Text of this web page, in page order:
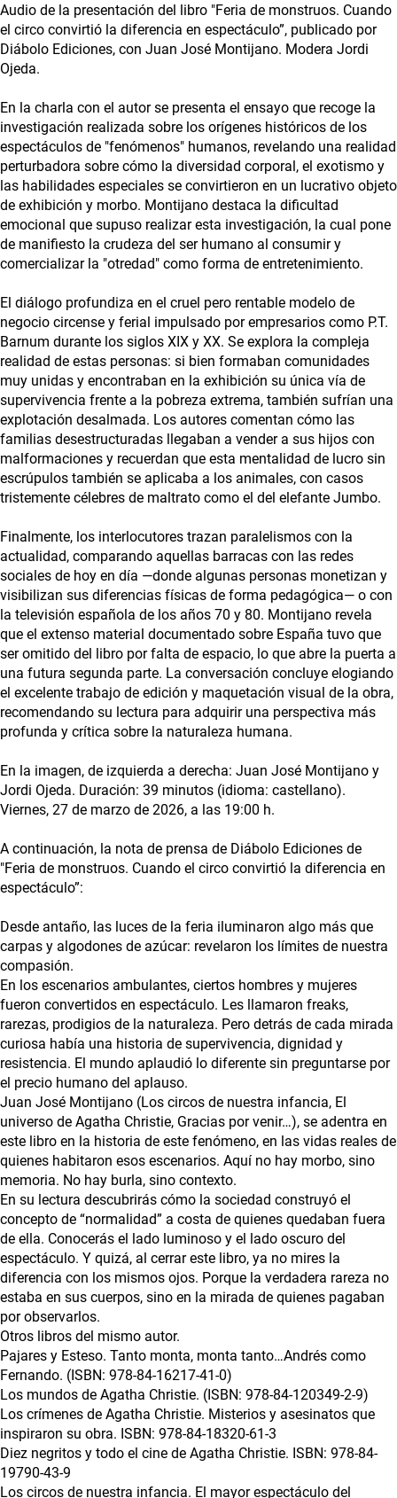
Audio de la presentación del libro "Feria de monstruos. Cuando
el circo convirtió la diferencia en espectáculo”, publicado por
Diábolo Ediciones, con Juan José Montijano. Modera Jordi
Ojeda.
En la charla con el autor se presenta el ensayo que recoge la
investigación realizada sobre los orígenes históricos de los
espectáculos de "fenómenos" humanos, revelando una realidad
perturbadora sobre cómo la diversidad corporal, el exotismo y
las habilidades especiales se convirtieron en un lucrativo objeto
de exhibición y morbo. Montijano destaca la dificultad
emocional que supuso realizar esta investigación, la cual pone
de manifiesto la crudeza del ser humano al consumir y
comercializar la "otredad" como forma de entretenimiento.
El diálogo profundiza en el cruel pero rentable modelo de
negocio circense y ferial impulsado por empresarios como P.T.
Barnum durante los siglos XIX y XX. Se explora la compleja
realidad de estas personas: si bien formaban comunidades
muy unidas y encontraban en la exhibición su única vía de
supervivencia frente a la pobreza extrema, también sufrían una
explotación desalmada. Los autores comentan cómo las
familias desestructuradas llegaban a vender a sus hijos con
malformaciones y recuerdan que esta mentalidad de lucro sin
escrúpulos también se aplicaba a los animales, con casos
tristemente célebres de maltrato como el del elefante Jumbo.
Finalmente, los interlocutores trazan paralelismos con la
actualidad, comparando aquellas barracas con las redes
sociales de hoy en día —donde algunas personas monetizan y
visibilizan sus diferencias físicas de forma pedagógica— o con
la televisión española de los años 70 y 80. Montijano revela
que el extenso material documentado sobre España tuvo que
ser omitido del libro por falta de espacio, lo que abre la puerta a
una futura segunda parte. La conversación concluye elogiando
el excelente trabajo de edición y maquetación visual de la obra,
recomendando su lectura para adquirir una perspectiva más
profunda y crítica sobre la naturaleza humana.
En la imagen, de izquierda a derecha: Juan José Montijano y
Jordi Ojeda. Duración: 39 minutos (idioma: castellano).
Viernes, 27 de marzo de 2026, a las 19:00 h.
A continuación, la nota de prensa de Diábolo Ediciones de
"Feria de monstruos. Cuando el circo convirtió la diferencia en
espectáculo”:
Desde antaño, las luces de la feria iluminaron algo más que
carpas y algodones de azúcar: revelaron los límites de nuestra
compasión.
En los escenarios ambulantes, ciertos hombres y mujeres
fueron convertidos en espectáculo. Les llamaron freaks,
rarezas, prodigios de la naturaleza. Pero detrás de cada mirada
curiosa había una historia de supervivencia, dignidad y
resistencia. El mundo aplaudió lo diferente sin preguntarse por
el precio humano del aplauso.
Juan José Montijano (Los circos de nuestra infancia, El
universo de Agatha Christie, Gracias por venir…), se adentra en
este libro en la historia de este fenómeno, en las vidas reales de
quienes habitaron esos escenarios. Aquí no hay morbo, sino
memoria. No hay burla, sino contexto.
En su lectura descubrirás cómo la sociedad construyó el
concepto de “normalidad” a costa de quienes quedaban fuera
de ella. Conocerás el lado luminoso y el lado oscuro del
espectáculo. Y quizá, al cerrar este libro, ya no mires la
diferencia con los mismos ojos. Porque la verdadera rareza no
estaba en sus cuerpos, sino en la mirada de quienes pagaban
por observarlos.
Otros libros del mismo autor.
Pajares y Esteso. Tanto monta, monta tanto…Andrés como
Fernando. (ISBN: 978-84-16217-41-0)
Los mundos de Agatha Christie. (ISBN: 978-84-120349-2-9)
Los crímenes de Agatha Christie. Misterios y asesinatos que
inspiraron su obra. ISBN: 978-84-18320-61-3
Diez negritos y todo el cine de Agatha Christie. ISBN: 978-84-
19790-43-9
Los circos de nuestra infancia. El mayor espectáculo del